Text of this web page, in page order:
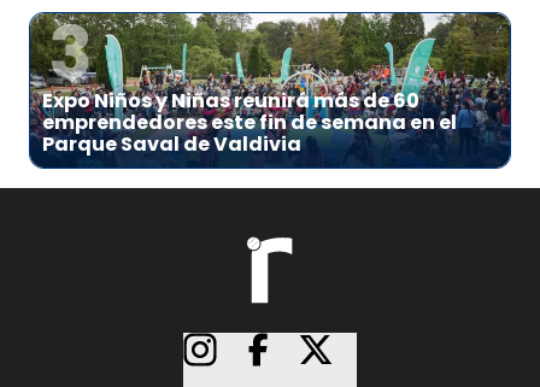
3
Expo Niños y Niñas reunirá más de 60
emprendedores este fin de semana en el
Parque Saval de Valdivia